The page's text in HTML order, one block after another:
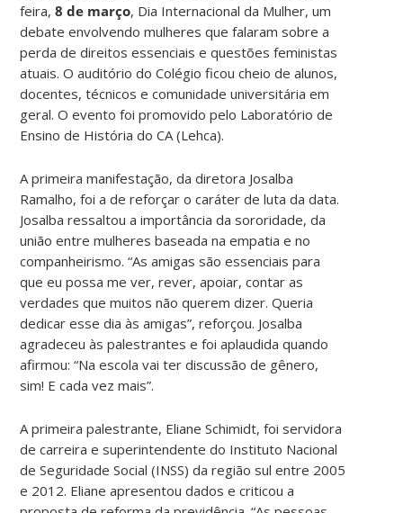
feira,8 de março, Dia Internacional da Mulher, um
debate envolvendo mulheres que falaram sobre a
perda de direitos essenciais e questões feministas
atuais. O auditório do Colégio ficou cheio de alunos,
docentes, técnicos e comunidade universitária em
geral. O evento foi promovido pelo Laboratório de
Ensino de História do CA (Lehca).
A primeira manifestação, da diretora Josalba
Ramalho, foi a de reforçar o caráter de luta da data.
Josalba ressaltou a importância da sororidade, da
união entre mulheres baseada na empatia e no
companheirismo. “As amigas são essenciais para
que eu possa me ver, rever, apoiar, contar as
verdades que muitos não querem dizer. Queria
dedicar esse dia às amigas”, reforçou. Josalba
agradeceu às palestrantes e foi aplaudida quando
afirmou: “Na escola vai ter discussão de gênero,
sim! E cada vez mais”.
A primeira palestrante, Eliane Schimidt, foi servidora
de carreira e superintendente do Instituto Nacional
de Seguridade Social (INSS) da região sul entre 2005
e 2012. Eliane apresentou dados e criticou a